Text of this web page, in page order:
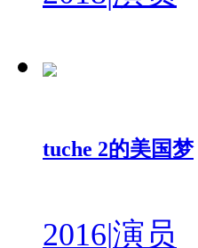
tuche 2的美国梦
2016|演员